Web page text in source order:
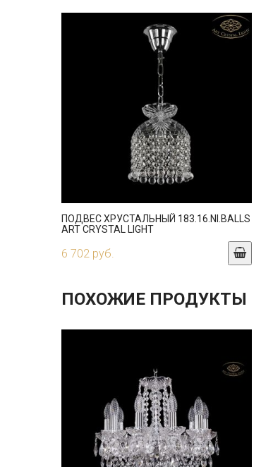
ПОДВЕС ХРУСТАЛЬНЫЙ 183.16.NI.BALLS
ART CRYSTAL LIGHT
6 702 руб.
ПОХОЖИЕ ПРОДУКТЫ